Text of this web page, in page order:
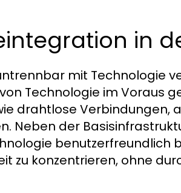
in
mit Technologie
Technologie im Voraus
drahtlose Verbindungen,
Neben der
benutzerfreundlich
zu konzentrieren, ohne